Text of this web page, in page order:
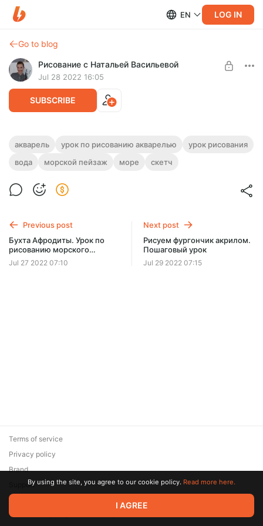
EN LOG IN
Go to blog
Рисование с Натальей Васильевой
Jul 28 2022 16:05
SUBSCRIBE
Рисуем скетч акварелью. Крымский
пейзаж
пейзаж, рисуем берег Крыма. Продолжительность урока -
Level required:
акварель урок по рисованию акварелью
урок рисования
вода
морской пейзаж море скетч
Previous post
Бухта Афродиты. Урок по
рисованию морского
пейзажа сухой пастелью
Jul 27 2022 07:10
Next post
Рисуем фургончик акрилом.
Пошаговый урок
Jul 29 2022 07:15
© 2026 Zaya Solutions Limited. All rights reserved. All trademarks
are the property of their respective owners.
Terms of service
Privacy policy
Brand
SupportBy using the site, you agree to our cookie policy. Read more here.
I AGREE